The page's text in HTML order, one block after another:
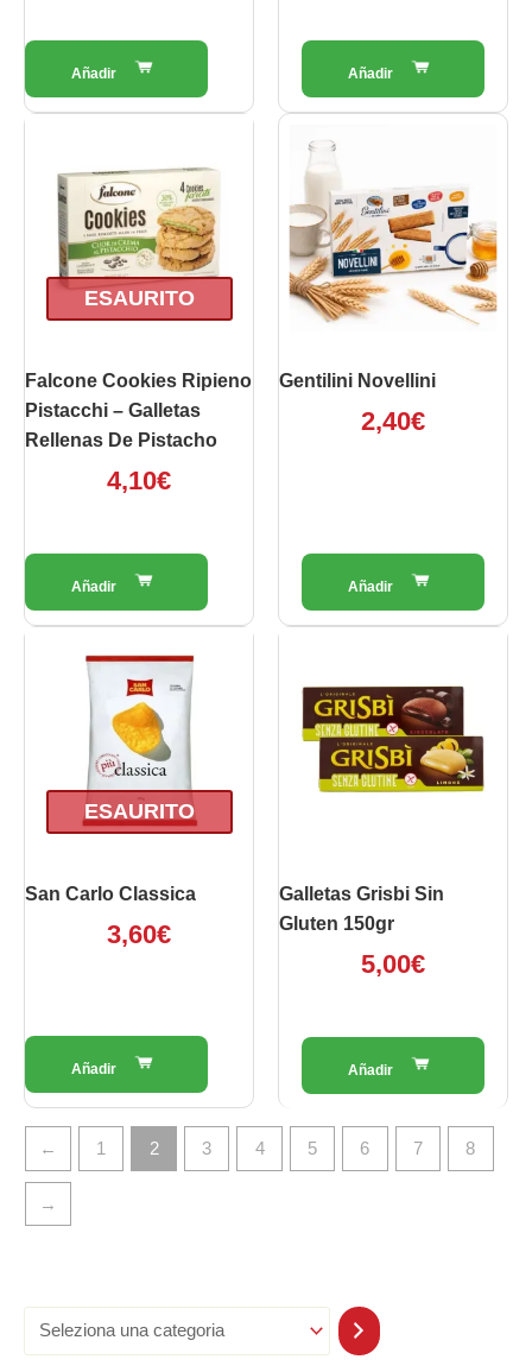
ESAURITO
Falcone Cookies Ripieno
Pistacchi – Galletas
Rellenas De Pistacho
4,10€
Gentilini Novellini
2,40€
ESAURITO
San Carlo Classica
3,60€
Galletas Grisbi Sin
Gluten 150gr
5,00€
Questo
varianti.
scelte
nella
← 1 2 3 4 5 6 7 8
→